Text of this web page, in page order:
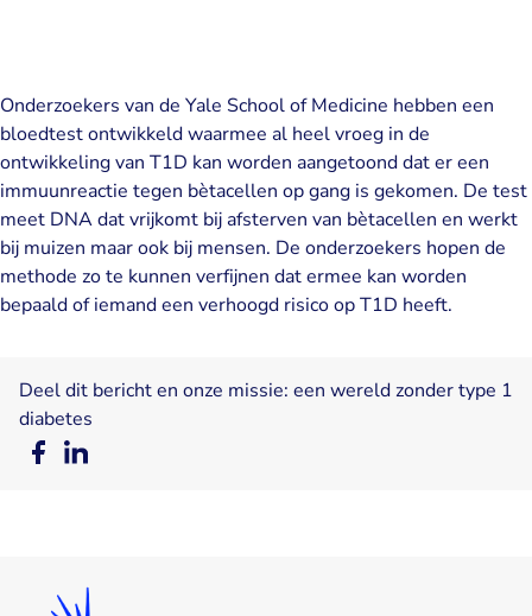
Onderzoekers van de Yale School of Medicine hebben een
bloedtest ontwikkeld waarmee al heel vroeg in de
ontwikkeling van T1D kan worden aangetoond dat er een
immuunreactie tegen bètacellen op gang is gekomen. De test
meet DNA dat vrijkomt bij afsterven van bètacellen en werkt
bij muizen maar ook bij mensen. De onderzoekers hopen de
methode zo te kunnen verfijnen dat ermee kan worden
bepaald of iemand een verhoogd risico op T1D heeft.
Deel dit bericht en onze missie: een wereld zonder type 1
diabetes
DeelDeel